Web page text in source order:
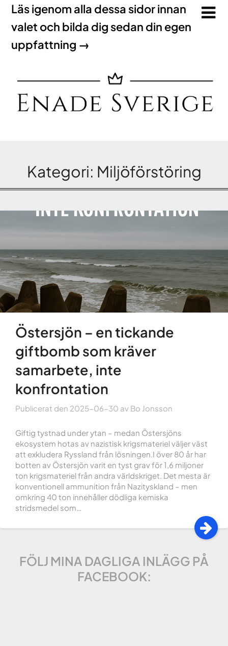
Läs igenom alla dessa sidor innan
valet och bilda dig sedan din egen
uppfattning →
Kategori: Miljöförstöring
Östersjön – en tickande
giftbomb som kräver
samarbete, inte
konfrontation
Publicerat den 2025-06-30 av Bo Jonsson
Giftig tystnad under ytan – medan Östersjöns
ekosystem hotas av nazistisk krigsmateriel väljer väst
att exkludera Ryssland från lösningen.I över 80 år har
botten av Östersjön varit en tyst grav för 1,6 miljoner
ton krigsmateriel från andra världskriget. Det mesta är
konventionell ammunition från Nazityskland – men
omkring 40 ton innehåller dödliga kemiska
stridsmedel som…
FÖLJ MINA DAGLIGA INLÄGG PÅ
FACEBOOK: